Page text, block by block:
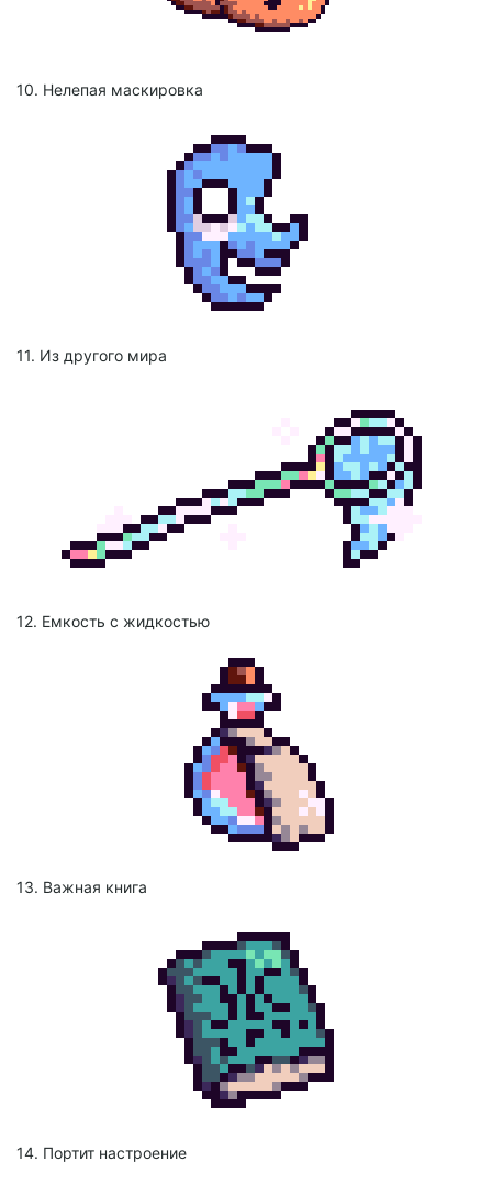
10. Нелепая маскировка
11. Из другого мира
12. Емкость с жидкостью
13. Важная книга
14. Портит настроение